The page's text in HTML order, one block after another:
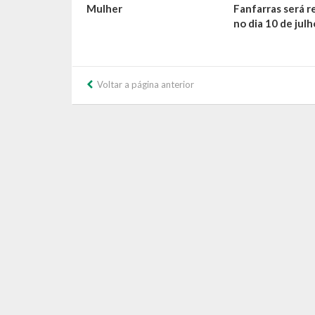
Mulher
Fanfarras será
no dia 10 de
Voltar a página anterior